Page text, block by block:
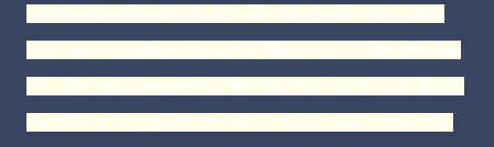
không làm nóng lớp da bên trên để tạo nên sự co thắt
của các sợi collagen, giúp da căng mịn và tăng tính đàn
hồi. Đặc biệt, collagen sẽ tiếp tục được tăng sinh, tái tạo
sau điều trị kết quả thực hiện có thể kéo dài nhiều năm